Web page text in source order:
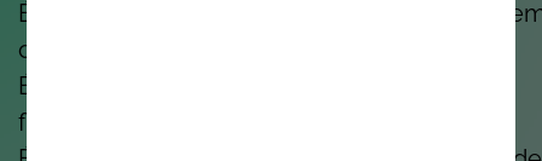
É por isso que investimos na tua
crescimento.
É por isso que valorizamos o equilíbrio, a
flexibilidade e o bem-estar.